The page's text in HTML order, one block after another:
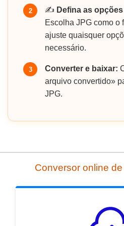
2 ✍️ Defina as
Escolha JPG como o
ajuste quaisquer
necessário.
3 Converter e baixar:
arquivo convertido»
JPG.
Conversor online